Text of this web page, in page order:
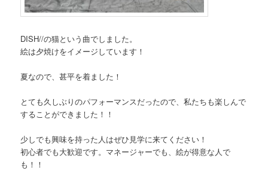
DISH//の猫という曲でしました。
絵は夕焼けをイメージしています！
夏なので、甚平を着ました！
とても久しぶりのパフォーマンスだったので、私たちも楽しんで
することができました！！
少しでも興味を持った人はぜひ見学に来てください！
初心者でも大歓迎です。マネージャーでも、絵が得意な人で
も！！